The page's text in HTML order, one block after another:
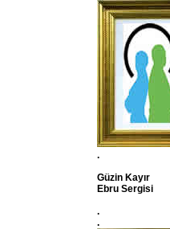
.
Güzin Kayır
Ebru Sergisi
.
.